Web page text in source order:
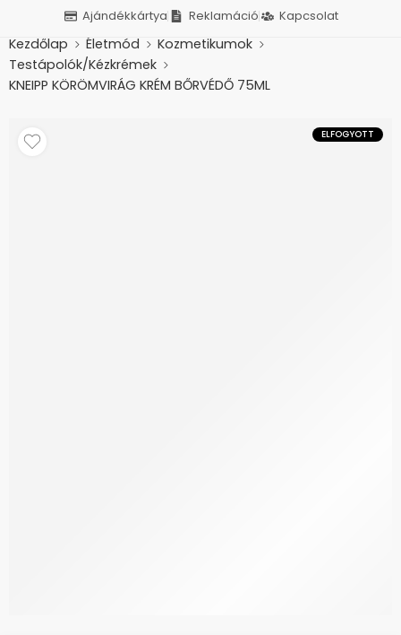
Ajándékkártya Reklamáció Kapcsolat
Kezdőlap Életmód
Kozmetikumok
Testápolók/Kézkrémek
KNEIPP KÖRÖMVIRÁG KRÉM BŐRVÉDŐ 75ML
ELFOGYOTT